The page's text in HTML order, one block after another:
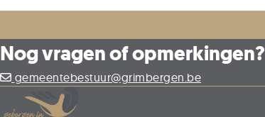
Nog vragen of opmerkingen?
gemeentebestuur@grimbergen.be